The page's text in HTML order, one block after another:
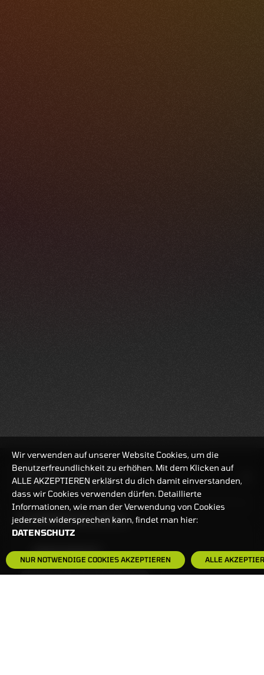
BANKEINSTELLUNGEN
HÄUFIG GESUCHT:
HANDELSZEIT
MO-FR: 7:30-23 UHR
ZERTIFIKATE
8:00-22 UHR
Wir verwenden auf unserer Website Cookies, um die
Benutzerfreundlichkeit zu erhöhen. Mit dem Klicken auf
ALLE AKZEPTIEREN erklärst du dich damit einverstanden,
dass wir Cookies verwenden dürfen. Detaillierte
Informationen, wie man der Verwendung von Cookies
jederzeit widersprechen kann, findet man hier:
DATENSCHUTZ
NUR NOTWENDIGE COOKIES AKZEPTIEREN ALLE